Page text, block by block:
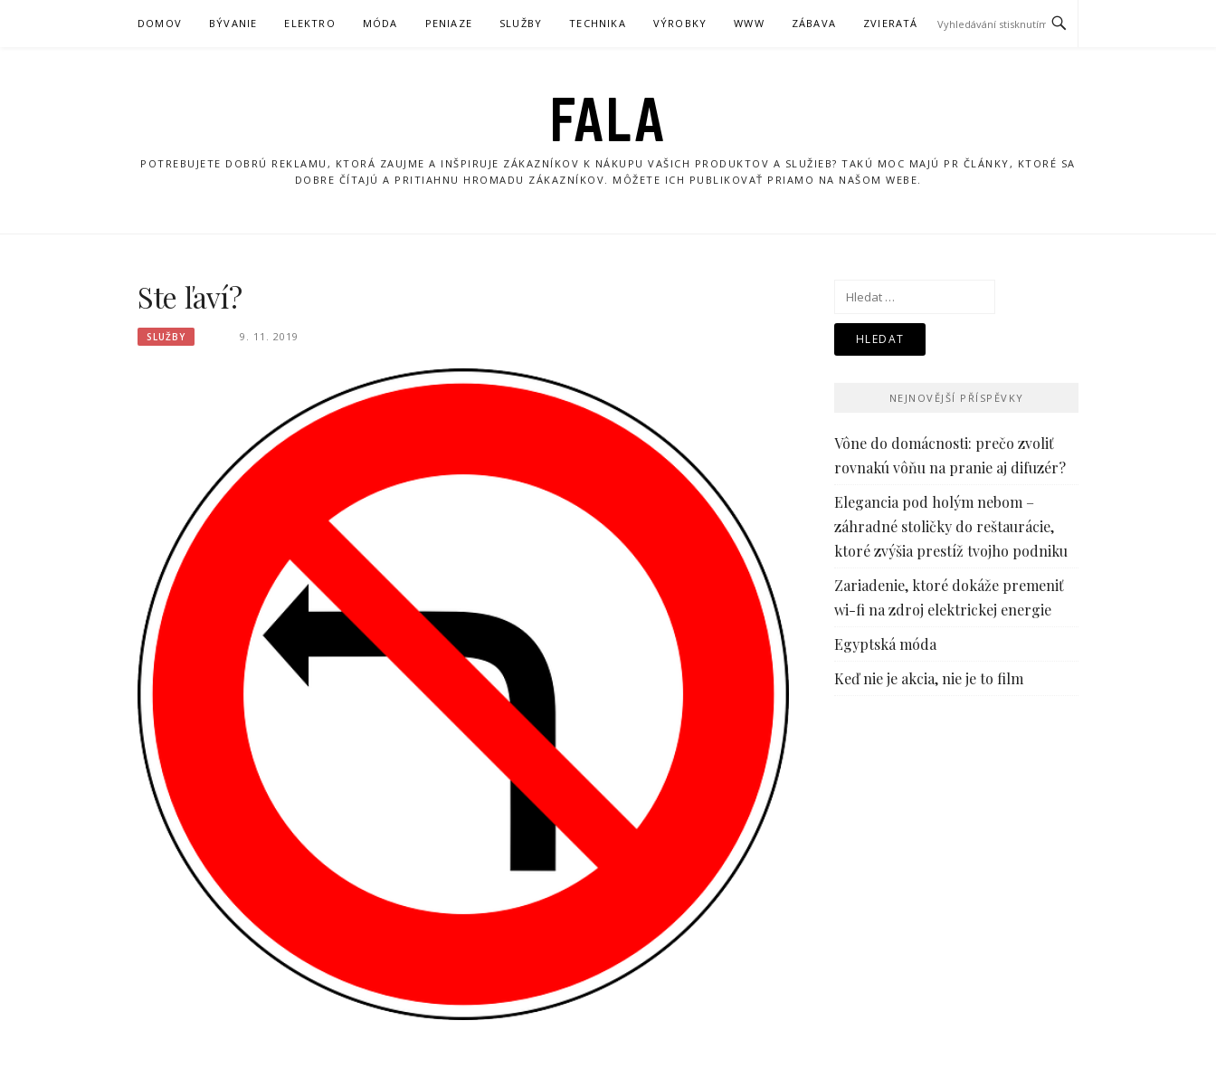
DOMOV BÝVANIE ELEKTRO MÓDA PENIAZE SLUŽBY TECHNIKA VÝROBKY WWW ZÁBAVA ZVIERATÁ
FALA
POTREBUJETE DOBRÚ REKLAMU, KTORÁ ZAUJME A INŠPIRUJE ZÁKAZNÍKOV K NÁKUPU VAŠICH PRODUKTOV A SLUŽIEB? TAKÚ MOC MAJÚ PR ČLÁNKY, KTORÉ SA
DOBRE ČÍTAJÚ A PRITIAHNU HROMADU ZÁKAZNÍKOV. MÔŽETE ICH PUBLIKOVAŤ PRIAMO NA NAŠOM WEBE.
Ste ľaví?
SLUŽBY 9. 11. 2019
Vyhledávání
NEJNOVĚJŠÍ PŘÍSPĚVKY
Vône do domácnosti: prečo zvoliť
rovnakú vôňu na pranie aj difuzér?
Elegancia pod holým nebom –
záhradné stoličky do reštaurácie,
ktoré zvýšia prestíž tvojho podniku
Zariadenie, ktoré dokáže premeniť
wi-fi na zdroj elektrickej energie
Egyptská móda
Keď nie je akcia, nie je to film